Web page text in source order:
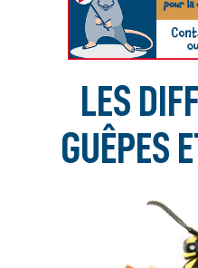
LES
GUÊPES